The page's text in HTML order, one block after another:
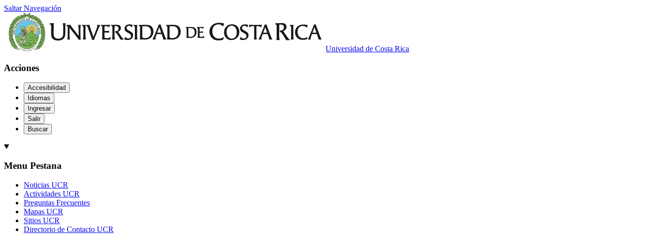
Saltar Navegación
Universidad de Costa Rica
Acciones
Accesibilidad
Idiomas
Ingresar
Salir
Buscar
Menu Pestana
Noticias UCR
Actividades UCR
Preguntas Frecuentes
Mapas UCR
Sitios UCR
Directorio de Contacto UCR